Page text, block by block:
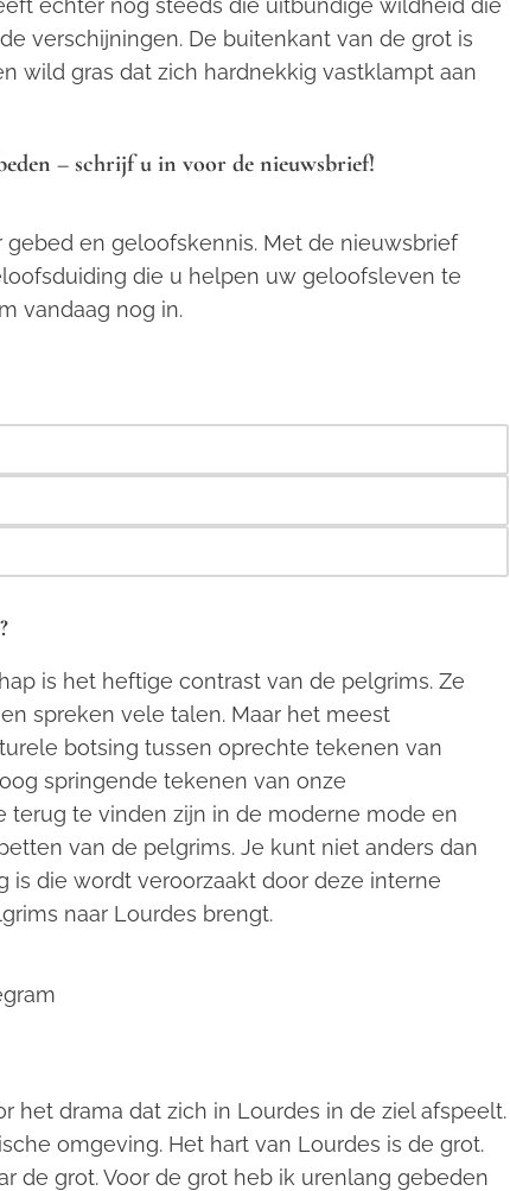
echter nog steeds die uitbundige wildheid die
verschijningen. De buitenkant van de grot is
wild gras dat zich hardnekkig vastklampt aan
– schrijf u in voor de nieuwsbrief!
en geloofskennis. Met de nieuwsbrief
die u helpen uw geloofsleven te
vandaag nog in.
is het heftige contrast van de pelgrims. Ze
spreken vele talen. Maar het meest
botsing tussen oprechte tekenen van
springende tekenen van onze
terug te vinden zijn in de moderne mode en
van de pelgrims. Je kunt niet anders dan
die wordt veroorzaakt door deze interne
naar Lourdes brengt.
het drama dat zich in Lourdes in de ziel afspeelt.
omgeving. Het hart van Lourdes is de grot.
de grot. Voor de grot heb ik urenlang gebeden